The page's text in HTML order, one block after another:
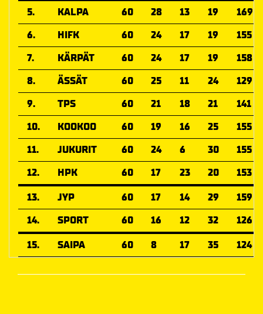
5.
KALPA 60 28 13 19
169
6.
HIFK 60 24 17 19
155
7.
KÄRPÄT 60 24 17 19
158
8.
ÄSSÄT 60 25 11 24
129
9.
TPS 60 21 18 21
141
10.
KOOKOO 60 19 16 25
155
11.
JUKURIT 60 24 6 30
155
12.
HPK 60 17 23 20
153
13.
JYP 60 17 14 29
159
14.
SPORT 60 16 12 32
126
15.
SAIPA 60 8 17 35 124